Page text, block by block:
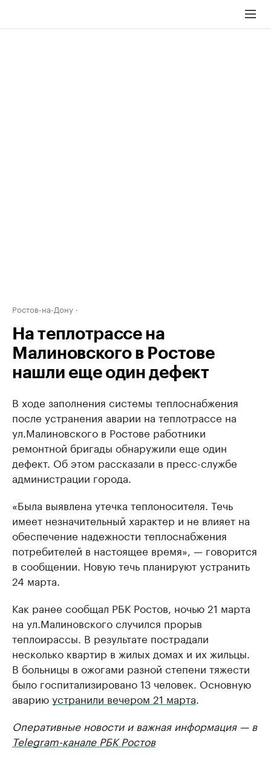
Ростов-на-Дону
На теплотрассе на
Малиновского в Ростове
нашли еще один дефект
В ходе заполнения системы теплоснабжения
после устранения аварии на теплотрассе на
ул.Малиновского в Ростове работники
ремонтной бригады обнаружили еще один
дефект. Об этом рассказали в пресс-службе
администрации города.
«Была выявлена утечка теплоносителя. Течь
имеет незначительный характер и не влияет на
обеспечение надежности теплоснабжения
потребителей в настоящее время», — говорится
в сообщении. Новую течь планируют устранить
24 марта.
Как ранее сообщал РБК Ростов, ночью 21 марта
на ул.Малиновского случился прорыв
теплоирассы. В результате пострадали
несколько квартир в жилых домах и их жильцы.
В больницы в ожогами разной степени тяжести
было госпитализировано 13 человек. Основную
авариюустранили вечером 21 марта
Оперативные новости и важная информация — в
Telegram-канале РБК Ростов